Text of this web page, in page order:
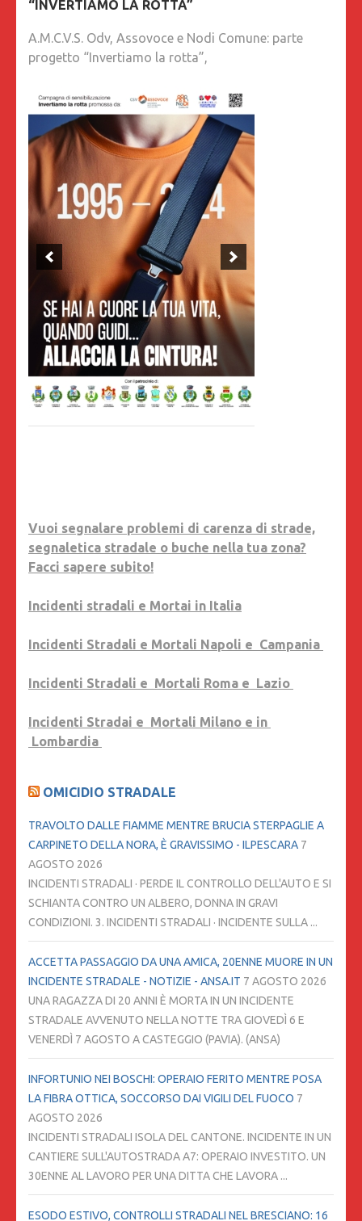
“INVERTIAMO LA ROTTA”
A.M.C.V.S. Odv, Assovoce e Nodi Comune: parte
progetto “Invertiamo la rotta”,
Vuoi segnalare problemi di carenza di strade,
segnaletica stradale o buche nella tua zona?
Facci sapere subito!
Incidenti stradali e Mortai in Italia
Incidenti Stradali e Mortali Napoli e Campania
Incidenti Stradali e Mortali Roma e Lazio
Incidenti Stradai e Mortali Milano e in
Lombardia
OMICIDIO STRADALE
TRAVOLTO DALLE FIAMME MENTRE BRUCIA STERPAGLIE A
CARPINETO DELLA NORA, È GRAVISSIMO - ILPESCARA 7
AGOSTO 2026
INCIDENTI STRADALI · PERDE IL CONTROLLO DELL'AUTO E SI
SCHIANTA CONTRO UN ALBERO, DONNA IN GRAVI
CONDIZIONI. 3. INCIDENTI STRADALI · INCIDENTE SULLA ...
ACCETTA PASSAGGIO DA UNA AMICA, 20ENNE MUORE IN UN
INCIDENTE STRADALE - NOTIZIE - ANSA.IT 7 AGOSTO 2026
UNA RAGAZZA DI 20 ANNI È MORTA IN UN INCIDENTE
STRADALE AVVENUTO NELLA NOTTE TRA GIOVEDÌ 6 E
VENERDÌ 7 AGOSTO A CASTEGGIO (PAVIA). (ANSA)
INFORTUNIO NEI BOSCHI: OPERAIO FERITO MENTRE POSA
LA FIBRA OTTICA, SOCCORSO DAI VIGILI DEL FUOCO 7
AGOSTO 2026
INCIDENTI STRADALI ISOLA DEL CANTONE. INCIDENTE IN UN
CANTIERE SULL'AUTOSTRADA A7: OPERAIO INVESTITO. UN
30ENNE AL LAVORO PER UNA DITTA CHE LAVORA ...
ESODO ESTIVO, CONTROLLI STRADALI NEL BRESCIANO: 16